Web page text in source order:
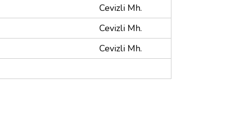
Cevizli Mh.
Cevizli Mh.
Cevizli Mh.